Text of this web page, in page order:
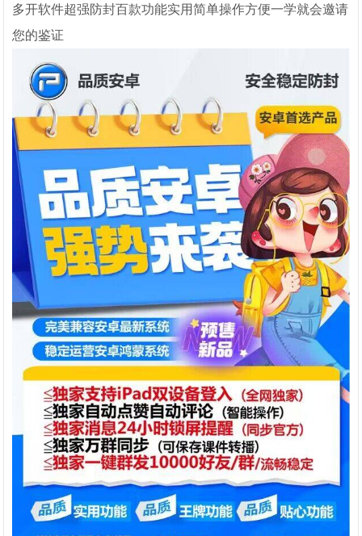
多开软件超强防封百款功能实用简单操作方便一学就会邀请
您的鉴证